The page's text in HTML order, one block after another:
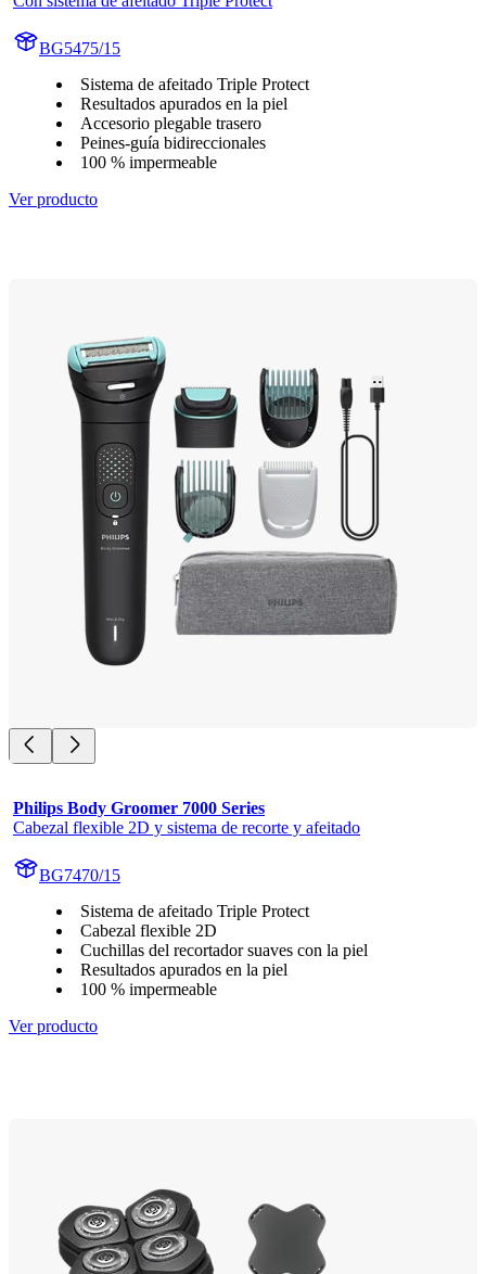
BG5475/15
Sistema de afeitado Triple Protect
Resultados apurados en la piel
Accesorio plegable trasero
Peines-guía bidireccionales
100 % impermeable
Ver producto
Philips Body Groomer 7000 Series
Cabezal flexible 2D y sistema de recorte y afeitado
BG7470/15
Sistema de afeitado Triple Protect
Cabezal flexible 2D
Cuchillas del recortador suaves con la piel
Resultados apurados en la piel
100 % impermeable
Ver producto